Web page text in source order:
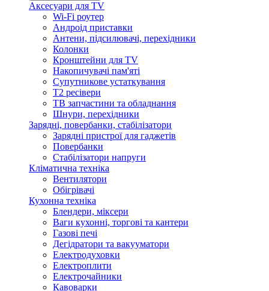
Аксесуари для TV
Wi-Fi роутер
Андроід приставки
Антени, підсилювачі, перехідники
Колонки
Кронштейни для TV
Накопичувачі пам'яті
Супутникове устаткування
Т2 ресівери
ТВ запчастини та обладнання
Шнури, перехідники
Зарядні, повербанки, стабілізатори
Зарядні пристрої для гаджетів
Повербанки
Стабілізатори напруги
Кліматична техніка
Вентилятори
Обігрівачі
Кухонна техніка
Блендери, міксери
Ваги кухонні, торгові та кантери
Газові печі
Дегідратори та вакууматори
Електродуховки
Електроплити
Електрочайники
Кавоварки